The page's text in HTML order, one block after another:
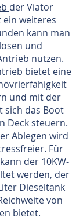
der Viator
ein weiteres
kann man
und
nutzen.
bietet eine
und mit der
sich das Boot
Deck steuern.
Ablegen wird
Für
der 10KW-
werden, der
Dieseltank
von
bietet.